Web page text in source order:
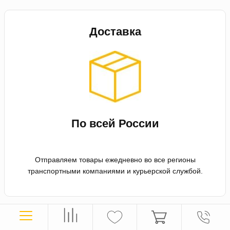
Доставка
По всей России
Отправляем товары ежедневно во все регионы
транспортными компаниями и курьерской службой.
Оплата